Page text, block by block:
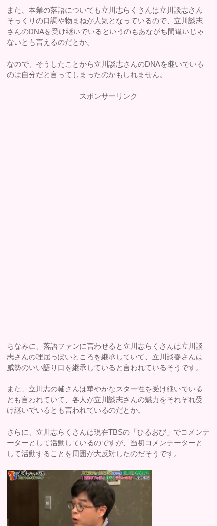
また、本業の落語についても立川志らくさんは立川談志さん
そっくりの口調や物まねが人気となっているので、立川談志
さんのDNAを受け継いでいるというのもあながち間違いじゃ
ないとも言えるのだとか。
なので、そうしたことから立川談志さんのDNAを継いでいる
のは自分だと言ってしまったのかもしれません。
スポンサーリンク
ちなみに、落語ファンに言わせると立川志らくさんは立川談
志さんの理屈っぽいところを継承していて、立川談春さんは
威勢のいい語り口を継承していると言われているそうです。
また、立川志の輔さんは華やかなスター性を受け継いでいる
とも言われていて、各人が立川談志さんの魅力をそれぞれ受
け継いでいるとも言われているのだとか。
さらに、立川志らくさんは現在TBSの「ひるおび」でコメンテ
ーターとして活動しているのですが、当初コメンテーターと
して活動することを周囲が大反対したのだそうです。